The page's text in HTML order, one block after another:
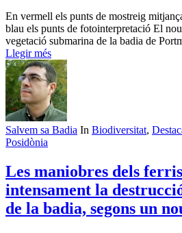
En vermell els punts de mostreig
blau els punts de fotointerpretació El
vegetació submarina de la badia de
Llegir més
Salvem sa Badia In Biodiversitat,
Posidònia
Les maniobres dels
intensament la
de la badia, segons un